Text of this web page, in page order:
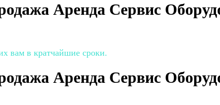
Аренда Сервис
вам в кратчайшие сроки.
Аренда Сервис